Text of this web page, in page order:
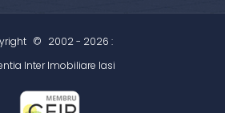
© 2002 - 2026 :
Inter Imobiliare Iasi